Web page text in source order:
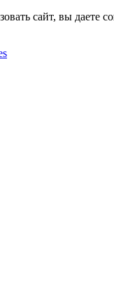
сайт, вы даете